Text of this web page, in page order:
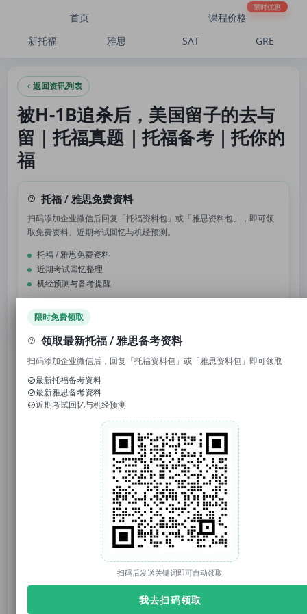
被H-1B追杀后，美国留子的去与留｜托福真题｜托福备考｜托你的福
首页 课程价格
限时优惠
新托福 雅思 SAT GRE
返回资讯列表
被H-1B追杀后，美国留子的去与
留｜托福真题｜托福备考｜托你的
福
托福 / 雅思免费资料
扫码添加企业微信后回复「托福资料包」或「雅思资料包」，即可领
取免费资料、近期考试回忆与机经预测。
托福 / 雅思免费资料
近期考试回忆整理
机经预测与备考提醒
点击↑托你的福回复"TPO"
”，免费参加托福/雅思/SAT真题模考
2. 回复考试日期如“0117”，领取考试预测题
3. 回复托福成绩如“托福98”，获得雅思成绩换算
对于很多身处美国的留学生来说，H - 1B抽签结果公
，也许会比他们自身获取到录取offer的
时候还要更为紧张。
限时免费领取
领取最新托福 / 雅思备考资料
扫码添加企业微信后，回复「托福资料包」或「雅思资料包」即可领取
最新托福备考资料
最新雅思备考资料
近期考试回忆与机经预测
扫码后发送关键词即可自动领取
我去扫码领取